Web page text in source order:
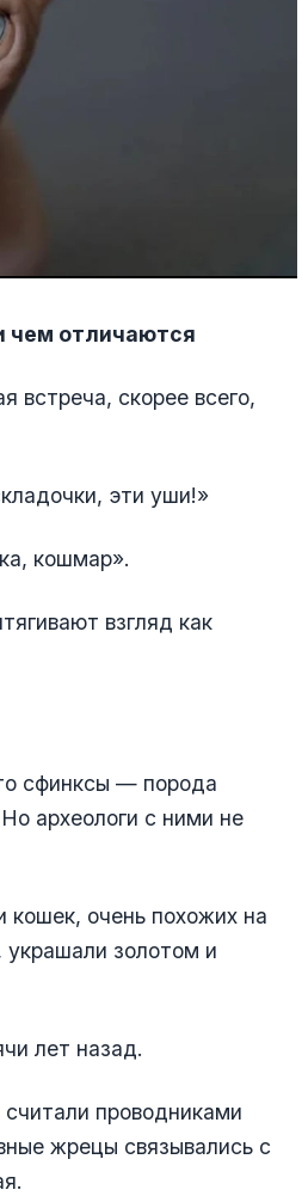
чем отличаются
встреча, скорее всего,
эти уши!»
кошмар».
взгляд как
сфинксы — порода
археологи с ними не
кошек, очень похожих на
украшали золотом и
лет назад.
проводниками
жрецы связывались с